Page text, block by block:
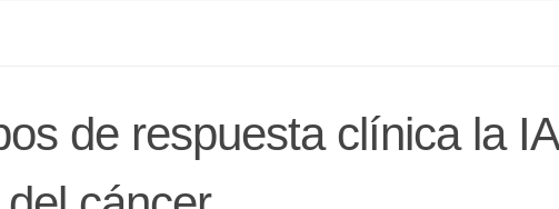
de respuesta clínica la IA